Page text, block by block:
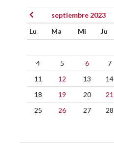
septiembre 2023
Lu
Ma Mi Ju
4
5 6 7
11
12 13 14
18
19 20 21
25
26 27 28